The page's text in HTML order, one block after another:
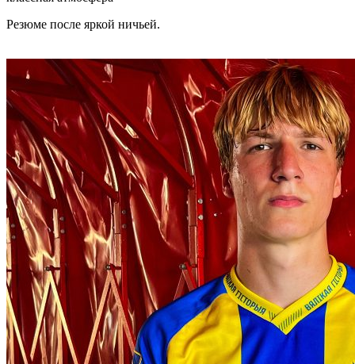
Резюме после яркой ничьей.